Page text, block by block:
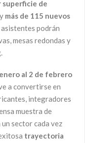
superficie de
y más de 115 nuevos
asistentes podrán
mesas redondas y
al 2 de febrero
a convertirse en
integradores
muestra de
sector cada vez
trayectoria